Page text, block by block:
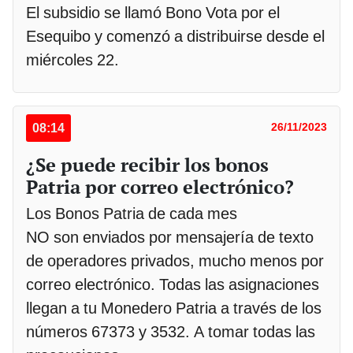
El subsidio se llamó Bono Vota por el
Esequibo y comenzó a distribuirse desde el
miércoles 22.
08:14 26/11/2023
¿Se puede recibir los bonos
Patria por correo electrónico?
Los Bonos Patria de cada mes
NO son enviados por mensajería de texto
de operadores privados, mucho menos por
correo electrónico. Todas las asignaciones
llegan a tu Monedero Patria a través de los
números 67373 y 3532. A tomar todas las